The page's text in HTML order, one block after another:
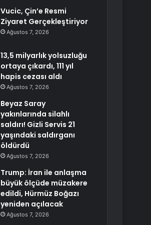
Vucic, Çin’e Resmi
Ziyaret Gerçekleştiriyor
Ağustos 7, 2026
13,5 milyarlık yolsuzluğu
ortaya çıkardı, 111 yıl
hapis cezası aldı
Ağustos 7, 2026
Beyaz Saray
yakınlarında silahlı
saldırı! Gizli Servis 21
yaşındaki saldırganı
öldürdü
Ağustos 7, 2026
Trump: İran ile anlaşma
büyük ölçüde müzakere
edildi, Hürmüz Boğazı
yeniden açılacak
Ağustos 7, 2026